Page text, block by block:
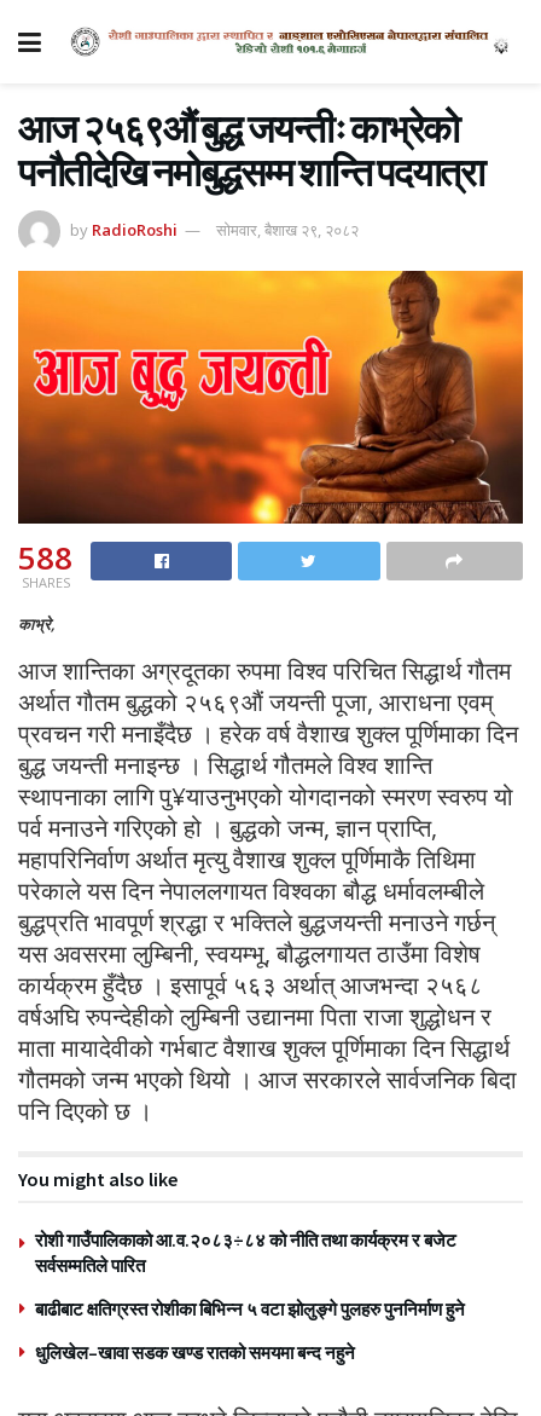
आज २५६९औं बुद्ध जयन्तीः काभ्रेको
पनौतीदेखि नमोबुद्धसम्म शान्ति पदयात्रा
by RadioRoshi सोमवार, बैशाख २९, २०८२
588
SHARES
काभ्रे,
आज शान्तिका अग्रदूतका रुपमा विश्व परिचित सिद्धार्थ गौतम
अर्थात गौतम बुद्धको २५६९औं जयन्ती पूजा, आराधना एवम्
प्रवचन गरी मनाइँदैछ । हरेक वर्ष वैशाख शुक्ल पूर्णिमाका दिन
बुद्ध जयन्ती मनाइन्छ । सिद्धार्थ गौतमले विश्व शान्ति
स्थापनाका लागि पु¥याउनुभएको योगदानको स्मरण स्वरुप यो
पर्व मनाउने गरिएको हो । बुद्धको जन्म, ज्ञान प्राप्ति,
महापरिनिर्वाण अर्थात मृत्यु वैशाख शुक्ल पूर्णिमाकै तिथिमा
परेकाले यस दिन नेपाललगायत विश्वका बौद्ध धर्मावलम्बीले
बुद्धप्रति भावपूर्ण श्रद्धा र भक्तिले बुद्धजयन्ती मनाउने गर्छन्
यस अवसरमा लुम्बिनी, स्वयम्भू, बौद्धलगायत ठाउँमा विशेष
कार्यक्रम हुँदैछ । इसापूर्व ५६३ अर्थात् आजभन्दा २५६८
वर्षअघि रुपन्देहीको लुम्बिनी उद्यानमा पिता राजा शुद्धोधन र
माता मायादेवीको गर्भबाट वैशाख शुक्ल पूर्णिमाका दिन सिद्धार्थ
गौतमको जन्म भएको थियो । आज सरकारले सार्वजनिक बिदा
पनि दिएको छ ।
You might also like
रोशी गाउँपालिकाको आ.व.२०८३÷८४ को नीति तथा कार्यक्रम र बजेट
सर्वसम्मतिले पारित
बाढीबाट क्षतिग्रस्त रोशीका बिभिन्न ५ वटा झोलुङ्गे पुलहरु पुननिर्माण हुने
धुलिखेल–खावा सडक खण्ड रातको समयमा बन्द नहुने